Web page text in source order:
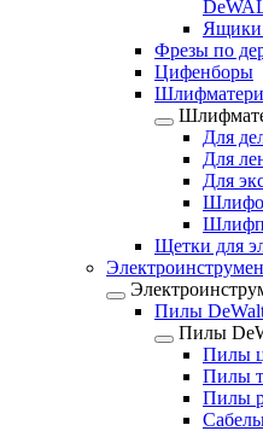
Ящики
Фрезы по
Цифенборы
Для
Для
Для
Щетки для
Пилы
Пилы
Пилы
Пилы
Пилы